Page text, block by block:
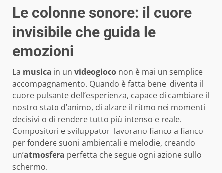
Le colonne sonore: il cuore
invisibile che guida le
emozioni
La musica in un videogioco non è mai un semplice
accompagnamento. Quando è fatta bene, diventa il
cuore pulsante dell’esperienza, capace di cambiare il
nostro stato d’animo, di alzare il ritmo nei momenti
decisivi o di rendere tutto più intenso e reale.
Compositori e sviluppatori lavorano fianco a fianco
per fondere suoni ambientali e melodie, creando
un’atmosfera perfetta che segue ogni azione sullo
schermo.